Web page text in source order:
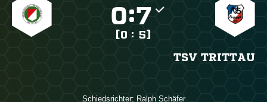
:
[0 : 5]
TSV TRITTAU
Schiedsrichter:  